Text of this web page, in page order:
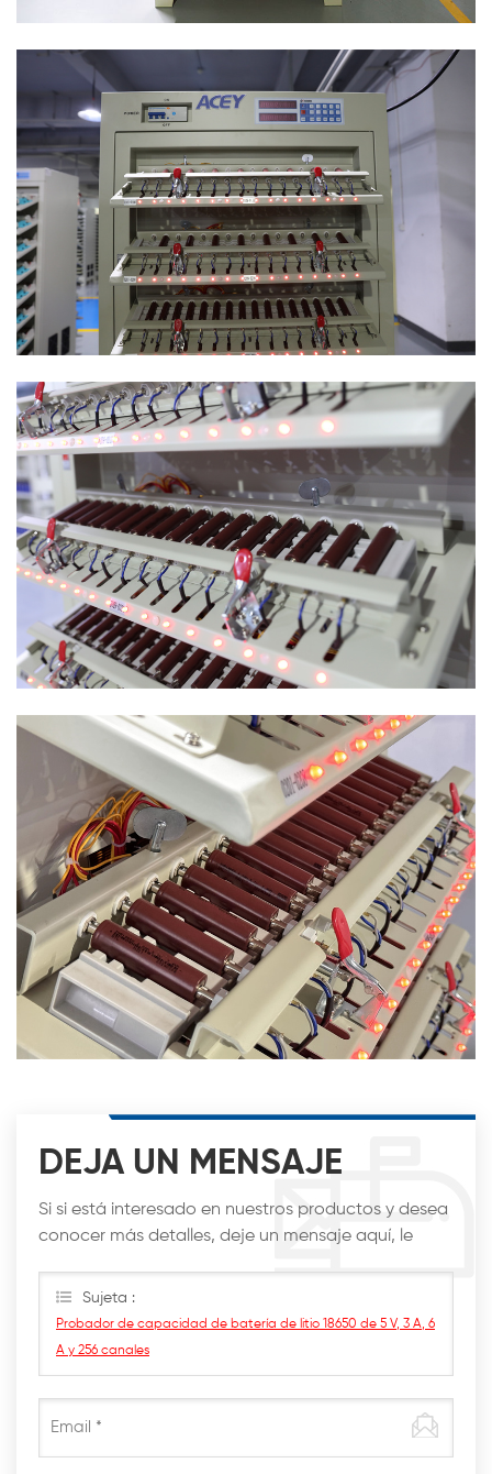
DEJA UN MENSAJE
Si si está interesado en nuestros productos y desea
conocer más detalles, deje un mensaje aquí, le
Sujeta :
Probador de capacidad de batería de litio 18650 de 5 V, 3 A, 6
A y 256 canales